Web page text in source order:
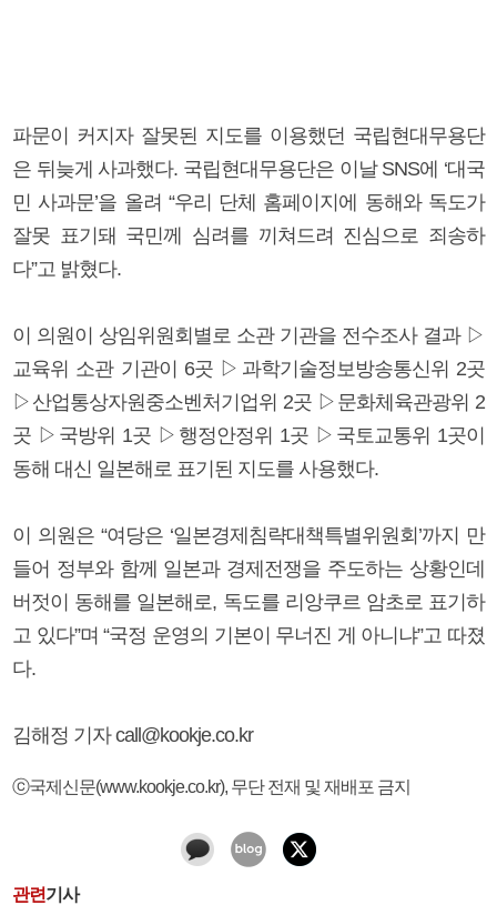
파문이 커지자 잘못된 지도를 이용했던 국립현대무용단
은 뒤늦게 사과했다. 국립현대무용단은 이날 SNS에 ‘대국
민 사과문’을 올려 “우리 단체 홈페이지에 동해와 독도가
잘못 표기돼 국민께 심려를 끼쳐드려 진심으로 죄송하
다”고 밝혔다.
이 의원이 상임위원회별로 소관 기관을 전수조사 결과 ▷
교육위 소관 기관이 6곳 ▷과학기술정보방송통신위 2곳
▷산업통상자원중소벤처기업위 2곳 ▷문화체육관광위 2
곳 ▷국방위 1곳 ▷행정안정위 1곳 ▷국토교통위 1곳이
동해 대신 일본해로 표기된 지도를 사용했다.
이 의원은 “여당은 ‘일본경제침략대책특별위원회’까지 만
들어 정부와 함께 일본과 경제전쟁을 주도하는 상황인데
버젓이 동해를 일본해로, 독도를 리앙쿠르 암초로 표기하
고 있다”며 “국정 운영의 기본이 무너진 게 아니냐”고 따졌
다.
김해정 기자 call@kookje.co.kr
ⓒ국제신문(www.kookje.co.kr), 무단 전재 및 재배포 금지
관련기사